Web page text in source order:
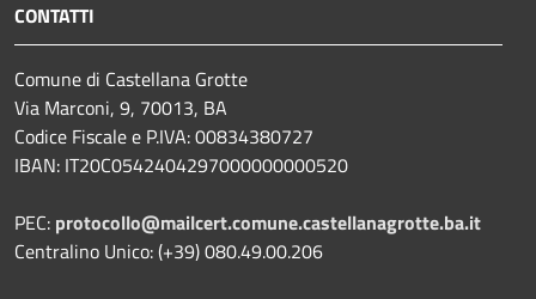
CONTATTI
Comune di Castellana Grotte
Via Marconi, 9, 70013, BA
Codice Fiscale e P.IVA: 00834380727
IBAN: IT20C0542404297000000000520
PEC: protocollo@mailcert.comune.castellanagrotte.ba.it
Centralino Unico: (+39) 080.49.00.206